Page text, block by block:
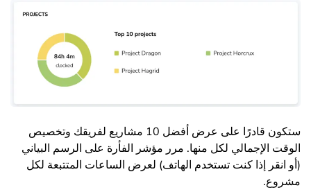
ستكون قادرًا على عرض أفضل 10 مشاريع لفريقك وتخصيص
الوقت الإجمالي لكل منها. مرر مؤشر الفأرة على الرسم البياني
(أو انقر إذا كنت تستخدم الهاتف) لعرض الساعات المتتبعة لكل
مشروع.